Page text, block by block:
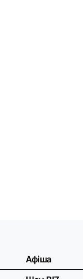
Афіша